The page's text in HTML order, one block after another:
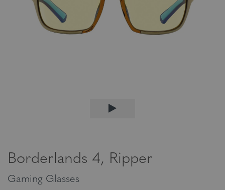
Borderlands 4, Ripper
Gaming Glasses